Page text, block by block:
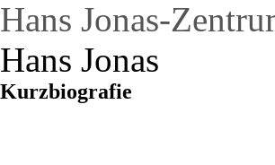
Hans Jonas-
Hans Jonas
Kurzbiografie